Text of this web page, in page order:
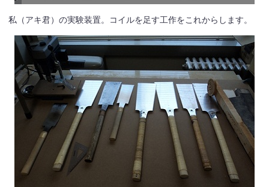
私（アキ君）の実験装置。コイルを足す工作をこれからします。